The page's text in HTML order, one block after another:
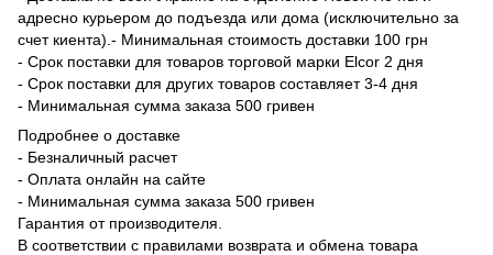
адресно курьером до подъезда или дома (исключительно за
счет киента).- Минимальная стоимость доставки 100 грн
- Срок поставки для товаров торговой марки Elcor 2 дня
- Срок поставки для других товаров составляет 3-4 дня
- Минимальная сумма заказа 500 гривен
Подробнее о доставке
- Безналичный расчет
- Оплата онлайн на сайте
- Минимальная сумма заказа 500 гривен
Гарантия от производителя.
В соответствии с правилами возврата и обмена товара